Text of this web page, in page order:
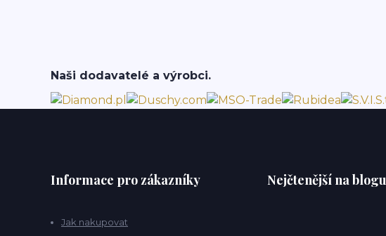
Naši dodavatelé a výrobci.
Informace pro zákazníky
Jak nakupovat
Nejčtenější na blogu